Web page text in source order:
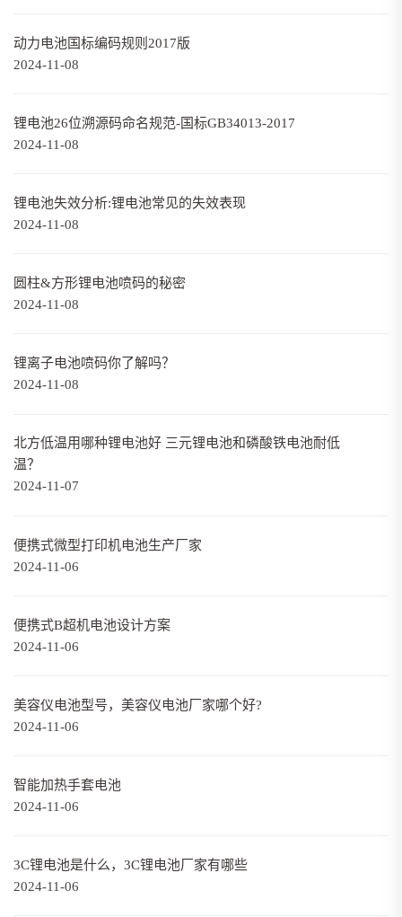
动力电池国标编码规则2017版
2024-11-08
锂电池26位溯源码命名规范-国标GB34013-2017
2024-11-08
锂电池失效分析:锂电池常见的失效表现
2024-11-08
圆柱&方形锂电池喷码的秘密
2024-11-08
锂离子电池喷码你了解吗？
2024-11-08
北方低温用哪种锂电池好 三元锂电池和磷酸铁电池耐低
温？
2024-11-07
便携式微型打印机电池生产厂家
2024-11-06
便携式B超机电池设计方案
2024-11-06
美容仪电池型号，美容仪电池厂家哪个好?
2024-11-06
智能加热手套电池
2024-11-06
3C锂电池是什么，3C锂电池厂家有哪些
2024-11-06